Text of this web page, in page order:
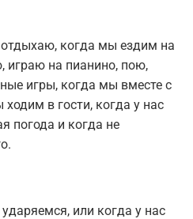
когда мы ездим на
играю на пианино, пою,
игры, когда мы вместе с
в гости, когда у нас
погода и когда не
или когда у нас